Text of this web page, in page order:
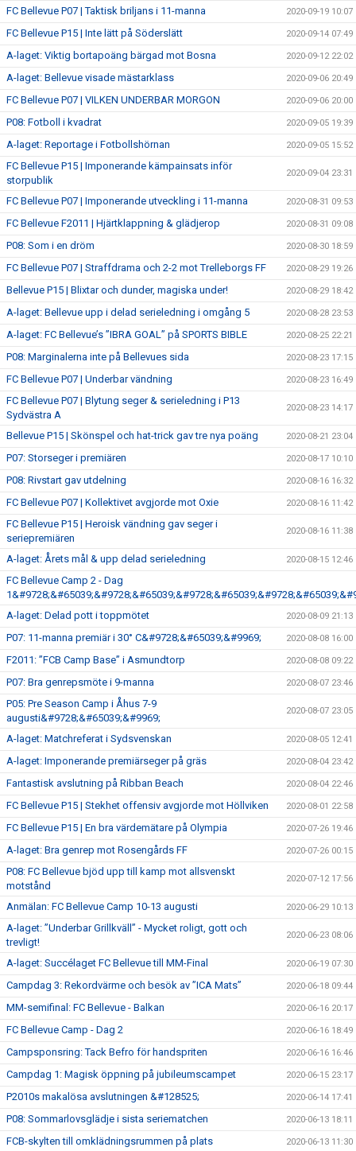
FC Bellevue P07 | Taktisk briljans i 11-manna 2020-09-19 10:07
FC Bellevue P15 | Inte lätt på Söderslätt 2020-09-14 07:49
A-laget: Viktig bortapoäng bärgad mot Bosna 2020-09-12 22:02
A-laget: Bellevue visade mästarklass 2020-09-06 20:49
FC Bellevue P07 | VILKEN UNDERBAR MORGON 2020-09-06 20:00
P08: Fotboll i kvadrat 2020-09-05 19:39
A-laget: Reportage i Fotbollshörnan 2020-09-05 15:52
FC Bellevue P15 | Imponerande kämpainsats inför
storpublik
2020-09-04 23:31
FC Bellevue P07 | Imponerande utveckling i 11-manna 2020-08-31 09:53
FC Bellevue F2011 | Hjärtklappning & glädjerop 2020-08-31 09:08
P08: Som i en dröm 2020-08-30 18:59
FC Bellevue P07 | Straffdrama och 2-2 mot Trelleborgs FF 2020-08-29 19:26
Bellevue P15 | Blixtar och dunder, magiska under! 2020-08-29 18:42
A-laget: Bellevue upp i delad serieledning i omgång 5 2020-08-28 23:53
A-laget: FC Bellevue’s ”IBRA GOAL” på SPORTS BIBLE 2020-08-25 22:21
P08: Marginalerna inte på Bellevues sida 2020-08-23 17:15
FC Bellevue P07 | Underbar vändning 2020-08-23 16:49
FC Bellevue P07 | Blytung seger & serieledning i P13
Sydvästra A
2020-08-23 14:17
Bellevue P15 | Skönspel och hat-trick gav tre nya poäng 2020-08-21 23:04
P07: Storseger i premiären 2020-08-17 10:10
P08: Rivstart gav utdelning 2020-08-16 16:32
FC Bellevue P07 | Kollektivet avgjorde mot Oxie 2020-08-16 11:42
FC Bellevue P15 | Heroisk vändning gav seger i
seriepremiären
2020-08-16 11:38
A-laget: Årets mål & upp delad serieledning 2020-08-15 12:46
FC Bellevue Camp 2 - Dag
A-laget: Delad pott i toppmötet
2020-08-09 21:13
P07: 11-manna premiär i 30° C&#9728;&#65039;&#9969; 2020-08-08 16:00
F2011: ”FCB Camp Base” i Asmundtorp 2020-08-08 09:22
P07: Bra genrepsmöte i 9-manna 2020-08-07 23:46
P05: Pre Season Camp i Åhus 7-9
augusti&#9728;&#65039;&#9969;
2020-08-07 23:05
A-laget: Matchreferat i Sydsvenskan 2020-08-05 12:41
A-laget: Imponerande premiärseger på gräs 2020-08-04 23:42
Fantastisk avslutning på Ribban Beach 2020-08-04 22:46
FC Bellevue P15 | Stekhet offensiv avgjorde mot Höllviken 2020-08-01 22:58
FC Bellevue P15 | En bra värdemätare på Olympia 2020-07-26 19:46
A-laget: Bra genrep mot Rosengårds FF 2020-07-26 00:15
P08: FC Bellevue bjöd upp till kamp mot allsvenskt
motstånd
2020-07-12 17:56
Anmälan: FC Bellevue Camp 10-13 augusti 2020-06-29 10:13
A-laget: ”Underbar Grillkväll” - Mycket roligt, gott och
trevligt!
2020-06-23 08:06
A-laget: Succélaget FC Bellevue till MM-Final 2020-06-19 07:30
Campdag 3: Rekordvärme och besök av ”ICA Mats” 2020-06-18 09:44
MM-semifinal: FC Bellevue - Balkan 2020-06-16 20:17
FC Bellevue Camp - Dag 2 2020-06-16 18:49
Campsponsring: Tack Befro för handspriten 2020-06-16 16:46
Campdag 1: Magisk öppning på jubileumscampet 2020-06-15 23:17
P2010s makalösa avslutningen &#128525; 2020-06-14 17:41
P08: Sommarlovsglädje i sista seriematchen 2020-06-13 18:11
FCB-skylten till omklädningsrummen på plats 2020-06-13 11:30